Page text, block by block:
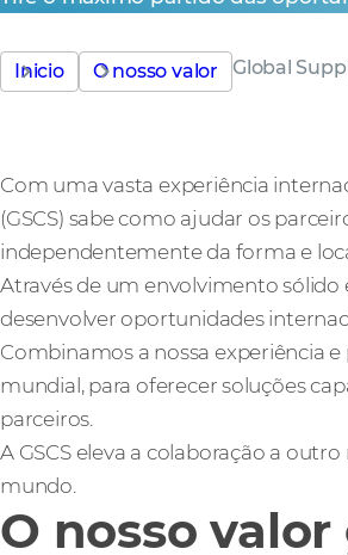
Inicio O nosso valor Global
Com uma vasta experiência
(GSCS) sabe como ajudar os
independentemente da forma e
Através de um envolvimento sólido
desenvolver oportunidades
Combinamos a nossa experiência
mundial, para oferecer soluções
parceiros.
A GSCS eleva a colaboração a
mundo.
O nosso